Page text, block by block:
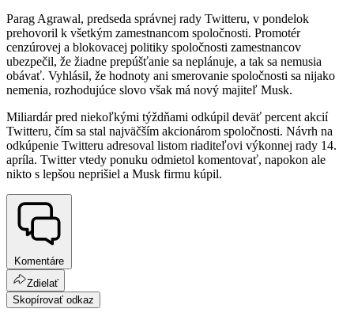
Parag Agrawal, predseda správnej rady Twitteru, v pondelok
prehovoril k všetkým zamestnancom spoločnosti. Promotér
cenzúrovej a blokovacej politiky spoločnosti zamestnancov
ubezpečil, že žiadne prepúšťanie sa neplánuje, a tak sa nemusia
obávať. Vyhlásil, že hodnoty ani smerovanie spoločnosti sa nijako
nemenia, rozhodujúce slovo však má nový majiteľ Musk.
Miliardár pred niekoľkými týždňami odkúpil deväť percent akcií
Twitteru, čím sa stal najväčším akcionárom spoločnosti. Návrh na
odkúpenie Twitteru adresoval listom riaditeľovi výkonnej rady 14.
apríla. Twitter vtedy ponuku odmietol komentovať, napokon ale
nikto s lepšou neprišiel a Musk firmu kúpil.
Komentáre
Zdielať
Skopírovať odkaz